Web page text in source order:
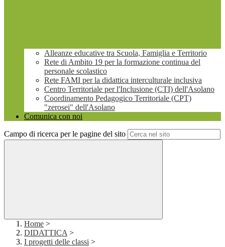
Alleanze educative tra Scuola, Famiglia e Territorio
Rete di Ambito 19 per la formazione continua del
personale scolastico
Rete FAMI per la didattica interculturale inclusiva
Centro Territoriale per l'Inclusione (CTI) dell'Asolano
Coordinamento Pedagogico Territoriale (CPT)
"zerosei" dell'Asolano
Comunica con noi
Campo di ricerca per le pagine del sito
Home >
DIDATTICA >
I progetti delle classi >